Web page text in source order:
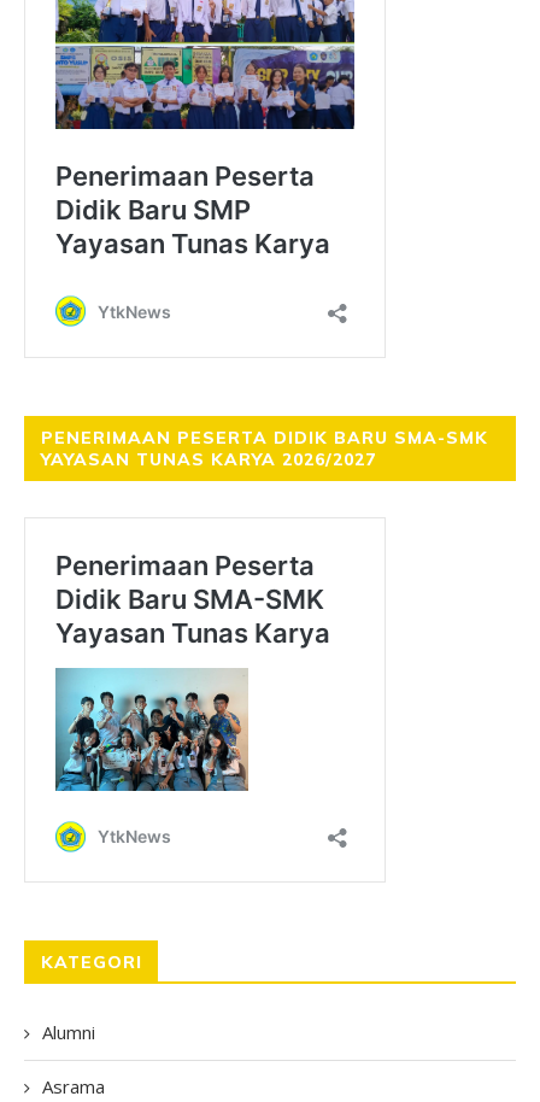
PENERIMAAN PESERTA DIDIK BARU SMA-SMK
YAYASAN TUNAS KARYA 2026/2027
KATEGORI
Alumni
Asrama